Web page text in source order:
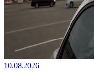
10.08.2026